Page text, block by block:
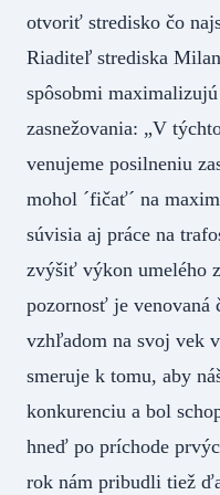
otvoriť stredisko čo
Riaditeľ strediska
spôsobmi
zasnežovania: „V
venujeme posilneniu
mohol ´fičať´ na
súvisia aj práce na
zvýšiť výkon umelého
pozornosť je venovaná
vzhľadom na svoj vek
smeruje k tomu, aby
konkurenciu a bol
hneď po príchode
rok nám pribudli tiež